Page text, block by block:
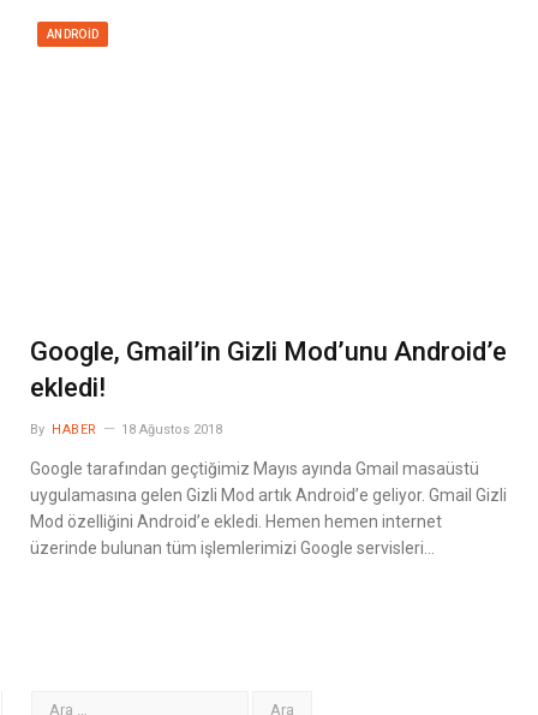
ANDROID
Google, Gmail’in Gizli Mod’unu Android’e
ekledi!
By HABER 18 Ağustos 2018
Google tarafından geçtiğimiz Mayıs ayında Gmail masaüstü
uygulamasına gelen Gizli Mod artık Android’e geliyor. Gmail Gizli
Mod özelliğini Android’e ekledi. Hemen hemen internet
üzerinde bulunan tüm işlemlerimizi Google servisleri…